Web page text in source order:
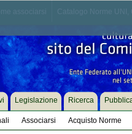
Associarsi Acquisto Norme
Legislazione Ricerca